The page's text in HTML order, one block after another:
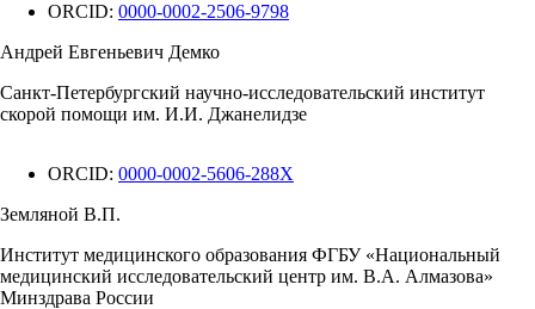
ORCID: 0000-0002-2506-9798
Андрей Евгеньевич Демко
Санкт-Петербургский научно-исследовательский институт
скорой помощи им. И.И. Джанелидзе
ORCID: 0000-0002-5606-288X
Земляной В.П.
Институт медицинского образования ФГБУ «Национальный
медицинский исследовательский центр им. В.А. Алмазова»
Минздрава России